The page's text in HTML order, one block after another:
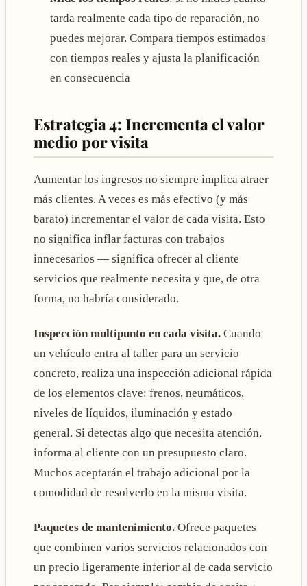
tarda realmente cada tipo de reparación, no
puedes mejorar. Compara tiempos estimados
con tiempos reales y ajusta la planificación
en consecuencia
Estrategia 4: Incrementa el valor
medio por visita
Aumentar los ingresos no siempre implica atraer
más clientes. A veces es más efectivo (y más
barato) incrementar el valor de cada visita. Esto
no significa inflar facturas con trabajos
innecesarios — significa ofrecer al cliente
servicios que realmente necesita y que, de otra
forma, no habría considerado.
Inspección multipunto en cada visita. Cuando
un vehículo entra al taller para un servicio
concreto, realiza una inspección adicional rápida
de los elementos clave: frenos, neumáticos,
niveles de líquidos, iluminación y estado
general. Si detectas algo que necesita atención,
informa al cliente con un presupuesto claro.
Muchos aceptarán el trabajo adicional por la
comodidad de resolverlo en la misma visita.
Paquetes de mantenimiento. Ofrece paquetes
que combinen varios servicios relacionados con
un precio ligeramente inferior al de cada servicio